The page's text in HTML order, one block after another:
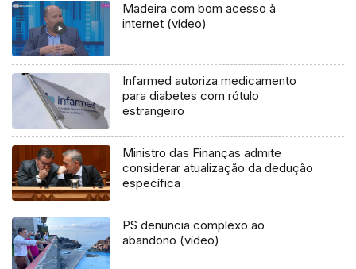
Madeira com bom acesso à
internet (vídeo)
Infarmed autoriza medicamento
para diabetes com rótulo
estrangeiro
Ministro das Finanças admite
considerar atualização da dedução
específica
PS denuncia complexo ao
abandono (vídeo)